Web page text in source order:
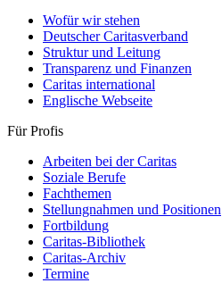
Wofür wir stehen
Deutscher Caritasverband
Struktur und Leitung
Transparenz und Finanzen
Caritas international
Englische Webseite
Für Profis
Arbeiten bei der Caritas
Soziale Berufe
Fachthemen
Stellungnahmen und Positionen
Fortbildung
Caritas-Bibliothek
Caritas-Archiv
Termine